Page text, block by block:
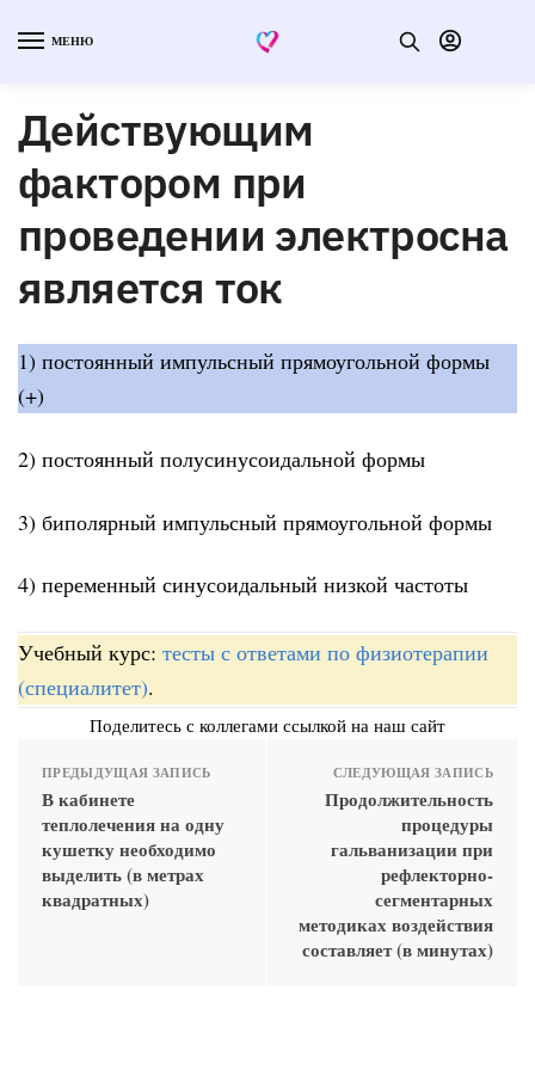
МЕНЮ
Действующим
фактором при
проведении электросна
является ток
1) постоянный импульсный прямоугольной формы
(+)
2) постоянный полусинусоидальной формы
3) биполярный импульсный прямоугольной формы
4) переменный синусоидальный низкой частоты
Учебный курс: тесты с ответами по физиотерапии
(специалитет).
Поделитесь с коллегами ссылкой на наш сайт
ПРЕДЫДУЩАЯ ЗАПИСЬ
В кабинете
теплолечения на одну
кушетку необходимо
выделить (в метрах
квадратных)
СЛЕДУЮЩАЯ ЗАПИСЬ
Продолжительность
процедуры
гальванизации при
рефлекторно-
сегментарных
методиках воздействия
составляет (в минутах)